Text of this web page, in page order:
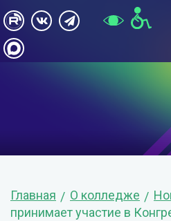
Главная О колледже
принимает участие в